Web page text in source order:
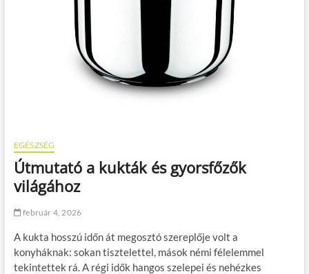
EGÉSZSÉG
Útmutató a kukták és gyorsfőzők
világához
február 4, 2026
A kukta hosszú időn át megosztó szereplője volt a
konyháknak: sokan tisztelettel, mások némi félelemmel
tekintettek rá. A régi idők hangos szelepei és nehézkes